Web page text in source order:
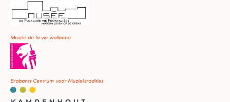
Musée de la vie wallonne
Brabants Centrum voor Muziektradities